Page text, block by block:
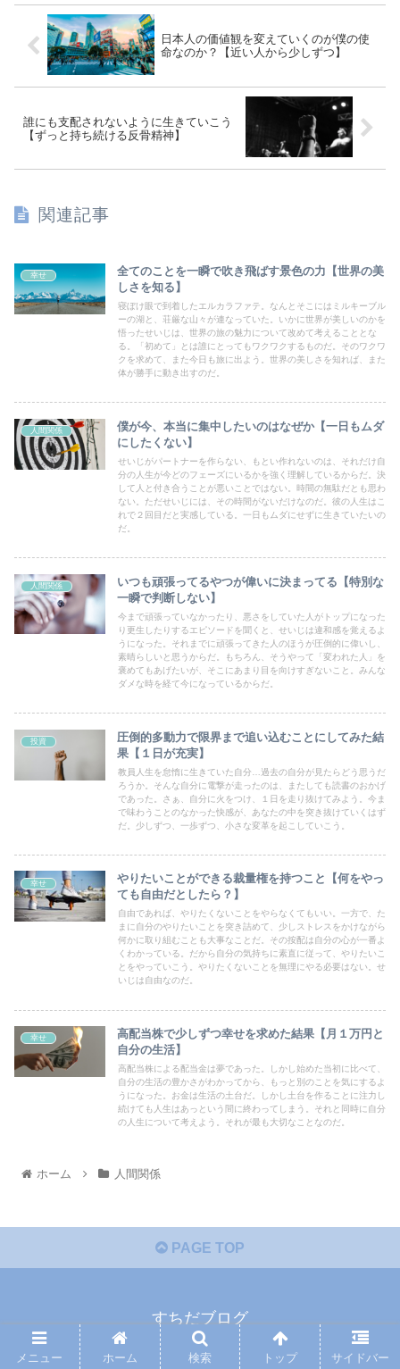
日本人の価値観を変えていくのが僕の使
命なのか？【近い人から少しずつ】
誰にも支配されないように生きていこう
【ずっと持ち続ける反骨精神】
関連記事
幸せ
全てのことを一瞬で吹き飛ばす景色の力【世界の美
しさを知る】
寝ぼけ眼で到着したエルカラファテ。なんとそこにはミルキーブル
ーの湖と、荘厳な山々が連なっていた。いかに世界が美しいのかを
悟ったせいじは、世界の旅の魅力について改めて考えることとな
る。「初めて」とは誰にとってもワクワクするものだ。そのワクワ
クを求めて、また今日も旅に出よう。世界の美しさを知れば、また
体が勝手に動き出すのだ。
人間関係
僕が今、本当に集中したいのはなぜか【一日もムダ
にしたくない】
せいじがパートナーを作らない、もとい作れないのは、それだけ自
分の人生が今どのフェーズにいるかを強く理解しているからだ。決
して人と付き合うことが悪いことではない。時間の無駄だとも思わ
ない。ただせいじには、その時間がないだけなのだ。彼の人生はこ
れで２回目だと実感している。一日もムダにせずに生きていたいの
だ。
人間関係
いつも頑張ってるやつが偉いに決まってる【特別な
一瞬で判断しない】
今まで頑張っていなかったり、悪さをしていた人がトップになった
り更生したりするエピソードを聞くと、せいじは違和感を覚えるよ
うになった。それまでに頑張ってきた人のほうが圧倒的に偉いし、
素晴らしいと思うからだ。もちろん、そうやって「変われた人」を
褒めてもあげたいが、そこにあまり目を向けすぎないこと。みんな
ダメな時を経て今になっているからだ。
投資
圧倒的多動力で限界まで追い込むことにしてみた結
果【１日が充実】
教員人生を怠惰に生きていた自分…過去の自分が見たらどう思うだ
ろうか。そんな自分に電撃が走ったのは、またしても読書のおかげ
であった。さぁ、自分に火をつけ、１日を走り抜けてみよう。今ま
で味わうことのなかった快感が、あなたの中を突き抜けていくはず
だ。少しずつ、一歩ずつ、小さな変革を起こしていこう。
幸せ
やりたいことができる裁量権を持つこと【何をやっ
ても自由だとしたら？】
自由であれば、やりたくないことをやらなくてもいい。一方で、た
まに自分のやりたいことを突き詰めて、少しストレスをかけながら
何かに取り組むことも大事なことだ。その按配は自分の心が一番よ
くわかっている。だから自分の気持ちに素直に従って、やりたいこ
とをやっていこう。やりたくないことを無理にやる必要はない。せ
いじは自由なのだ。
幸せ
高配当株で少しずつ幸せを求めた結果【月１万円と
自分の生活】
高配当株による配当金は夢であった。しかし始めた当初に比べて、
自分の生活の豊かさがわかってから、もっと別のことを気にするよ
うになった。お金は生活の土台だ。しかし土台を作ることに注力し
続けても人生はあっという間に終わってしまう。それと同時に自分
の人生について考えよう。それが最も大切なことなのだ。
ホーム 人間関係
PAGE TOP
すちだブログ
プライバシーポリシー 免責事項
メニュー ホーム 検索 トップ サイドバー